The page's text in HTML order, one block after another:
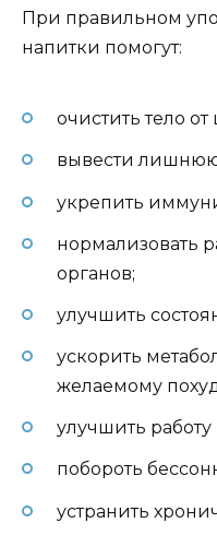
При правильном
напитки помогут:
очистить тело
вывести
укрепить
нормализовать
органов;
улучшить
ускорить
желаемому
улучшить
побороть
устранить